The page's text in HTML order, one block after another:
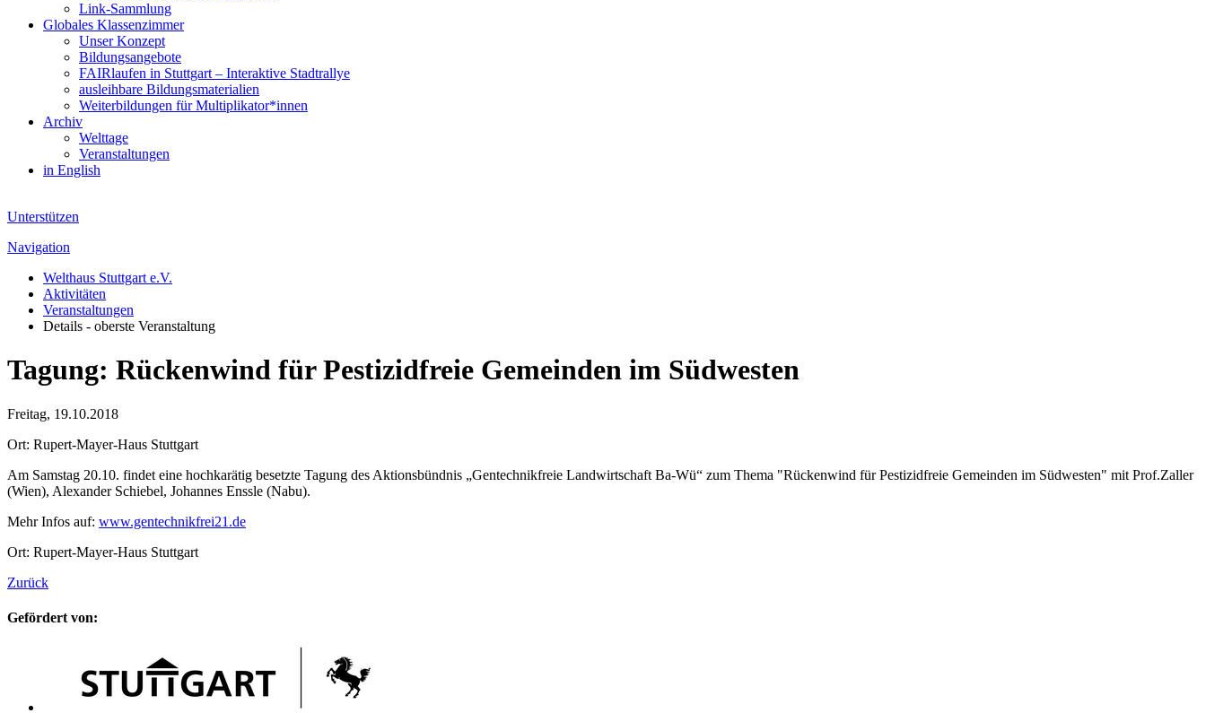
Link-Sammlung
Globales Klassenzimmer
Unser Konzept
Bildungsangebote
FAIRlaufen in Stuttgart – Interaktive Stadtrallye
ausleihbare Bildungsmaterialien
Weiterbildungen für Multiplikator*innen
Archiv
Welttage
Veranstaltungen
in English
Unterstützen
Navigation
Welthaus Stuttgart e.V.
Aktivitäten
Veranstaltungen
Details - oberste Veranstaltung
Tagung: Rückenwind für Pestizidfreie Gemeinden im Südwesten
Freitag, 19.10.2018
Ort: Rupert-Mayer-Haus Stuttgart
Am Samstag 20.10. findet eine hochkarätig besetzte Tagung des Aktionsbündnis „Gentechnikfreie Landwirtschaft Ba-Wü“ zum Thema "Rückenwind für Pestizidfreie Gemeinden im Südwesten" mit Prof.Zaller
(Wien), Alexander Schiebel, Johannes Enssle (Nabu).
Mehr Infos auf: www.gentechnikfrei21.de
Ort: Rupert-Mayer-Haus Stuttgart
Zurück
Gefördert von: